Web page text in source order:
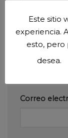
Correo
Este sitio
experiencia.
esto, pero
desea.